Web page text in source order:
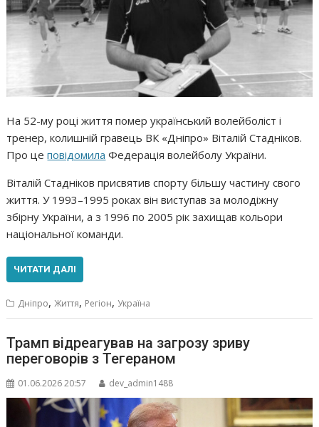
На 52-му році життя помер український волейболіст і
тренер, колишній гравець ВК «Дніпро» Віталій Стадніков.
Про цеповідомила Федерація волейболу України.
Віталій Стадніков присвятив спорту більшу частину свого
життя. У 1993–1995 роках він виступав за молодіжну
збірну України, а з 1996 по 2005 рік захищав кольори
національної команди.
ЧИТАТИ ДАЛІ
Дніпро,Життя, Регіон,Україна
Трамп відреагував на загрозу зриву
переговорів з Тегераном
01.06.2026 20:57 dev_admin1488